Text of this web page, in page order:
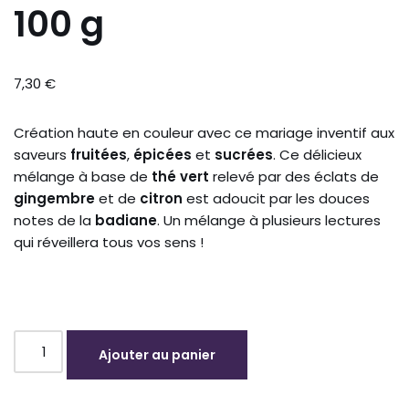
100 g
7,30 €
Création haute en couleur avec ce mariage inventif aux
saveurs fruitées, épicées et sucrées. Ce délicieux
mélange à base de thé vert relevé par des éclats de
gingembreet de citron est adoucit par les douces
notes de la badiane. Un mélange à plusieurs lectures
qui réveillera tous vos sens !
Ajouter au panier